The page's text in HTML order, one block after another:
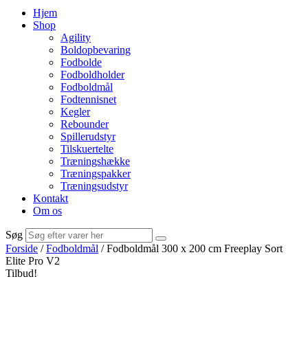
Hjem
Shop
Agility
Boldopbevaring
Fodbolde
Fodboldholder
Fodboldmål
Fodtennisnet
Kegler
Rebounder
Spillerudstyr
Tilskuertelte
Træningshække
Træningspakker
Træningsudstyr
Kontakt
Om os
Søg
Forside /Fodboldmål / Fodboldmål 300 x 200 cm Freeplay Sort
Elite Pro V2
Tilbud!